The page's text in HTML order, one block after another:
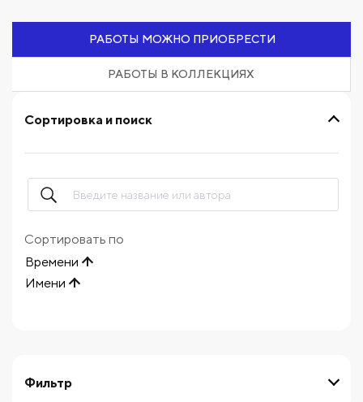
РАБОТЫ МОЖНО ПРИОБРЕСТИ
РАБОТЫ В КОЛЛЕКЦИЯХ
Фильтр
Сортировка и поиск
Сортировать по
Времени
Имени